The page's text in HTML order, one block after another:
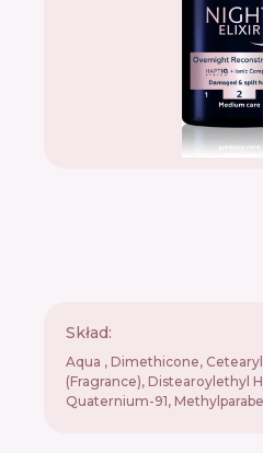
Skład:
Aqua , Dimethicone,
(Fragrance), Distearoylethyl
Quaternium-91,